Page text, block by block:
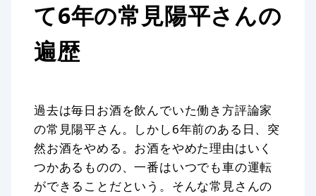
て6年の常見陽平さんの
遍歴
過去は毎日お酒を飲んでいた働き方評論家
の常見陽平さん。しかし6年前のある日、突
然お酒をやめる。お酒をやめた理由はいく
つかあるものの、一番はいつでも車の運転
ができることだという。そんな常見さんの